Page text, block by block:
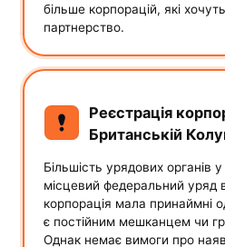
більше корпорацій, які
партнерство.
Реєстрація
Британській
Більшість урядових органів у
місцевий федеральний уряд
корпорація мала принаймні
є постійним мешканцем чи
Однак немає вимоги про